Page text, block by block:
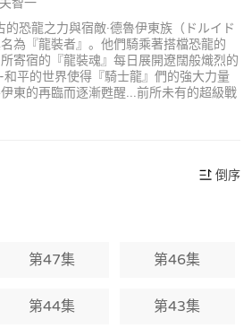
智一
恐龍之力與宿敵·德魯伊東族（ドルイド
為『龍裝者』。他們騎乘著搭檔恐龍的
寄宿的『龍裝魂』每日展開遼闊般熾烈的
平的世界使得『騎士龍』們的強大力量
東的再臨而逐漸甦醒...前所未有的超級戰
倒序
第47集 第46集
第44集 第43集